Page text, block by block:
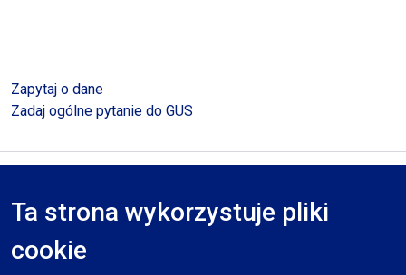
Ta strona wykorzystuje pliki
cookie
Zapytaj o dane
Zadaj ogólne pytanie do GUS
RODO